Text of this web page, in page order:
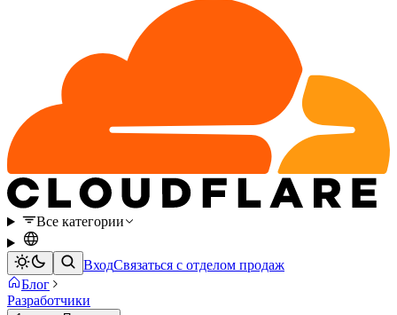
Все категории
ВходСвязаться с отделом продаж
Блог
Разработчики